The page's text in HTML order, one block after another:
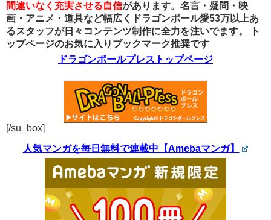
間違いなく充実させる自信があります。名言・疑問・映
画・アニメ・道具など幅広くドラゴンボール愛53万以上あ
るスタッフが日々コンテンツ制作に全力を注いでます。
ト
ップページのお気に入りブックマーク推奨です
ドラゴンボールプレストップページ
[/su_box]
人気マンガを毎日無料で連載中【Amebaマンガ】